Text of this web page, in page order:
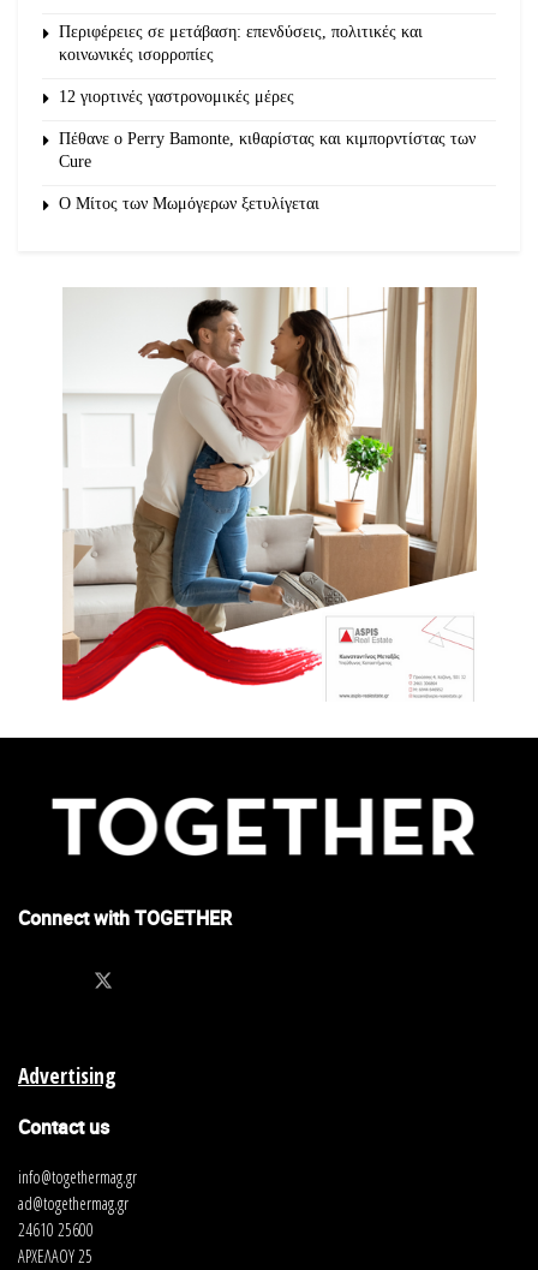
Περιφέρειες σε μετάβαση: επενδύσεις, πολιτικές και
κοινωνικές ισορροπίες
12 γιορτινές γαστρονομικές μέρες
Πέθανε ο Perry Bamonte, κιθαρίστας και κιμπορντίστας των
Cure
O Μίτος των Μωμόγερων ξετυλίγεται
Connect with TOGETHER
Advertising
Contact us
info@togethermag.gr
ad@togethermag.gr
24610 25600
ΑΡΧΕΛΑΟΥ 25